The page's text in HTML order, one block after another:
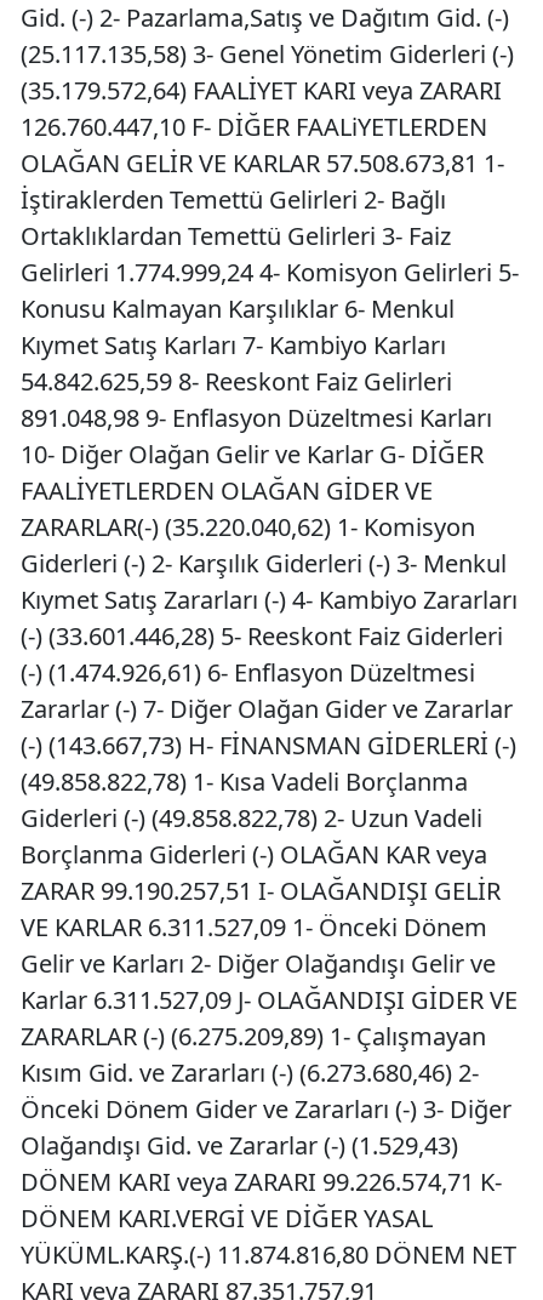
Gid. (-) 2- Pazarlama,Satış ve Dağıtım Gid. (-)
(25.117.135,58) 3- Genel Yönetim Giderleri (-)
(35.179.572,64) FAALİYET KARI veya ZARARI
126.760.447,10 F- DİĞER FAALiYETLERDEN
OLAĞAN GELİR VE KARLAR 57.508.673,81 1-
İştiraklerden Temettü Gelirleri 2- Bağlı
Ortaklıklardan Temettü Gelirleri 3- Faiz
Gelirleri 1.774.999,24 4- Komisyon Gelirleri 5-
Konusu Kalmayan Karşılıklar 6- Menkul
Kıymet Satış Karları 7- Kambiyo Karları
54.842.625,59 8- Reeskont Faiz Gelirleri
891.048,98 9- Enflasyon Düzeltmesi Karları
10- Diğer Olağan Gelir ve Karlar G- DİĞER
FAALİYETLERDEN OLAĞAN GİDER VE
ZARARLAR(-) (35.220.040,62) 1- Komisyon
Giderleri (-) 2- Karşılık Giderleri (-) 3- Menkul
Kıymet Satış Zararları (-) 4- Kambiyo Zararları
(-) (33.601.446,28) 5- Reeskont Faiz Giderleri
(-) (1.474.926,61) 6- Enflasyon Düzeltmesi
Zararlar (-) 7- Diğer Olağan Gider ve Zararlar
(-) (143.667,73) H- FİNANSMAN GİDERLERİ (-)
(49.858.822,78) 1- Kısa Vadeli Borçlanma
Giderleri (-) (49.858.822,78) 2- Uzun Vadeli
Borçlanma Giderleri (-) OLAĞAN KAR veya
ZARAR 99.190.257,51 I- OLAĞANDIŞI GELİR
VE KARLAR 6.311.527,09 1- Önceki Dönem
Gelir ve Karları 2- Diğer Olağandışı Gelir ve
Karlar 6.311.527,09 J- OLAĞANDIŞI GİDER VE
ZARARLAR (-) (6.275.209,89) 1- Çalışmayan
Kısım Gid. ve Zararları (-) (6.273.680,46) 2-
Önceki Dönem Gider ve Zararları (-) 3- Diğer
Olağandışı Gid. ve Zararlar (-) (1.529,43)
DÖNEM KARI veya ZARARI 99.226.574,71 K-
DÖNEM KARI.VERGİ VE DİĞER YASAL
YÜKÜML.KARŞ.(-) 11.874.816,80 DÖNEM NET
KARI veya ZARARI 87.351.757,91